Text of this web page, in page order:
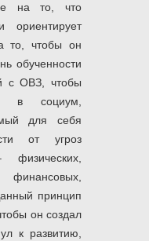
на то, что
ориентирует
то, чтобы он
обученности
с ОВЗ, чтобы
в социум,
для себя
от угроз
принцип
он создал
к развитию,